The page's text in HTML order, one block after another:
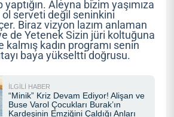
yaptığın. Aleyna bizim yaşımıza
serveti değil seninkini
Biraz vizyon lazım anlaman
de Yetenek Sizin jüri koltuğuna
kalmış kadın programı senin
baya yükseltti doğrusu.